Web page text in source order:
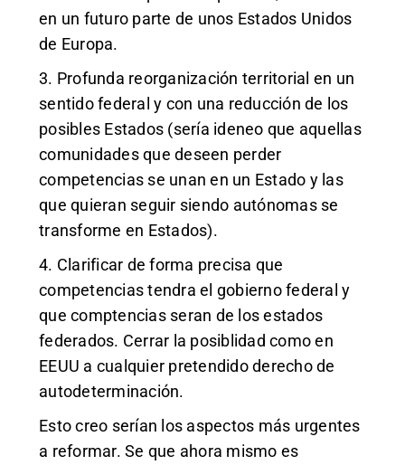
en un futuro parte de unos Estados Unidos
de Europa.
3. Profunda reorganización territorial en un
sentido federal y con una reducción de los
posibles Estados (sería ideneo que aquellas
comunidades que deseen perder
competencias se unan en un Estado y las
que quieran seguir siendo autónomas se
transforme en Estados).
4. Clarificar de forma precisa que
competencias tendra el gobierno federal y
que comptencias seran de los estados
federados. Cerrar la posiblidad como en
EEUU a cualquier pretendido derecho de
autodeterminación.
Esto creo serían los aspectos más urgentes
a reformar. Se que ahora mismo es